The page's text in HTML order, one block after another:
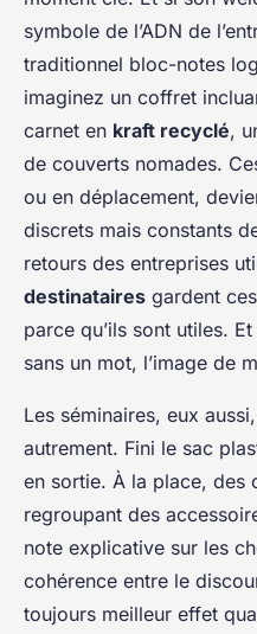
symbole de l’ADN de
traditionnel bloc-notes
imaginez un coffret
carnet en kraft recyclé,
de couverts nomades.
ou en déplacement,
discrets mais constants
retours des entreprises
destinataires gardent
parce qu’ils sont utiles.
sans un mot, l’image de
Les séminaires, eux
autrement. Fini le sac
en sortie. À la place, des
regroupant des
note explicative sur les
cohérence entre le
toujours meilleur effet